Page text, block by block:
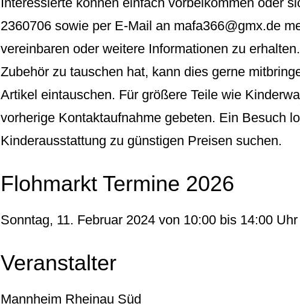
2360706 sowie per E-Mail an mafa366@gmx.de
vereinbaren oder weitere Informationen zu
Zubehör zu tauschen hat, kann dies gerne
Artikel eintauschen. Für größere Teile wie
vorherige Kontaktaufnahme gebeten. Ein Besuch
Kinderausstattung zu günstigen Preisen suchen.
Flohmarkt Termine 2026
Sonntag, 11. Februar 2024 von 10:00 bis 14:00 Uhr
Veranstalter
Mannheim Rheinau Süd